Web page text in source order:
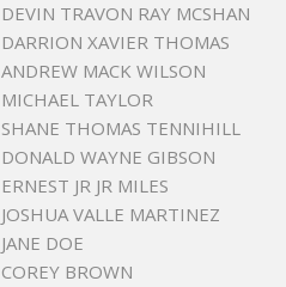
DEVIN TRAVON RAY MCSHAN
DARRION XAVIER THOMAS
ANDREW MACK WILSON
MICHAEL TAYLOR
SHANE THOMAS TENNIHILL
DONALD WAYNE GIBSON
ERNEST JR JR MILES
JOSHUA VALLE MARTINEZ
JANE DOE
COREY BROWN